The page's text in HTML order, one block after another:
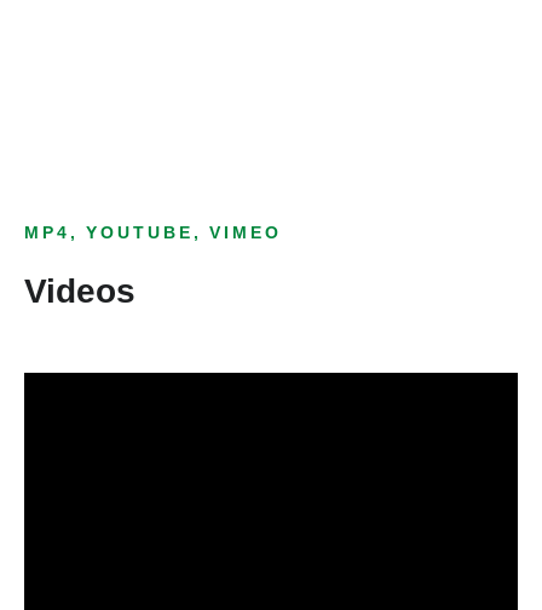
MP4, YOUTUBE, VIMEO
Videos